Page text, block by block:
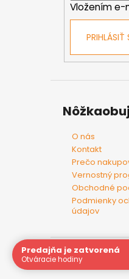
Vložením e-
PRIHLÁSIŤ
O nás
Kontakt
Prečo
Vernostný
Obchodné
Podmienky
údajov
Copyright 2026
Predajňa je zatvorená
Otváracie hodiny